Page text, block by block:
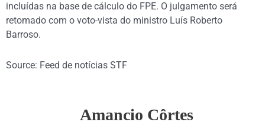
incluídas na base de cálculo do FPE. O julgamento será
retomado com o voto-vista do ministro Luís Roberto
Barroso.
Source: Feed de notícias STF
Amancio Côrtes